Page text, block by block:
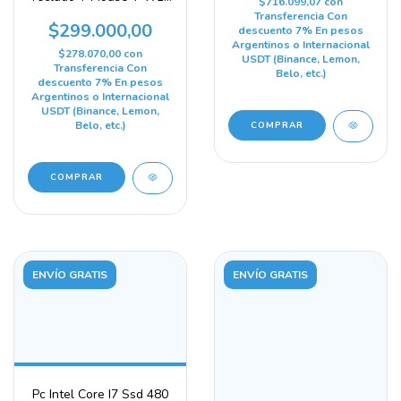
Gb Gráficos Integrados
Intel Hd Graphics 2000
$299.000,00
$278.070,00 con
Transferencia Con
descuento 7% En pesos
Argentinos o Internacional
USDT (Binance, Lemon,
Belo, etc.)
COMPRAR
Transferencia Con
descuento 7% En pesos
Argentinos o Internacional
USDT (Binance, Lemon,
Belo, etc.)
COMPRAR
ENVÍO GRATIS
Pc Intel Core I7 Ssd 480
ENVÍO GRATIS